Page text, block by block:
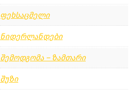
ფეხსაცმელი
ნიდერლანდები
შემოდგომა – ზამთარი
შუზი